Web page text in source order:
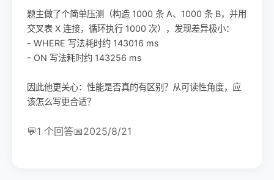
题主做了个简单压测（构造 1000 条 A、1000 条 B，并用
交叉表 X 连接，循环执行 1000 次），发现差异极小：
- WHERE 写法耗时约 143016 ms
- ON 写法耗时约 143256 ms
因此他更关心：性能是否真的有区别？从可读性角度，应
该怎么写更合适？
💬1 个回答📅2025/8/21